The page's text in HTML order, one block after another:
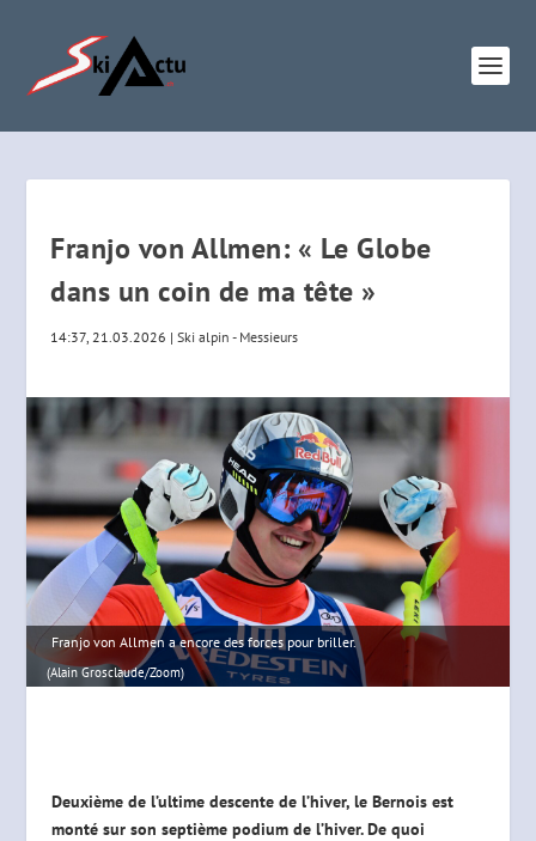
Franjo von Allmen: « Le Globe
dans un coin de ma tête »
14:37, 21.03.2026 |Ski alpin - Messieurs
Franjo von Allmen a encore des forces pour briller.
(Alain Grosclaude/Zoom)
Deuxième de l’ultime descente de l’hiver, le Bernois est
monté sur son septième podium de l’hiver. De quoi